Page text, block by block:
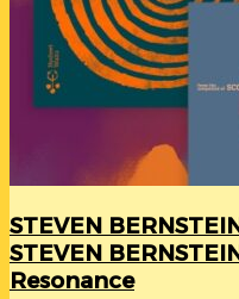
STEVEN
STEVEN
Resonance